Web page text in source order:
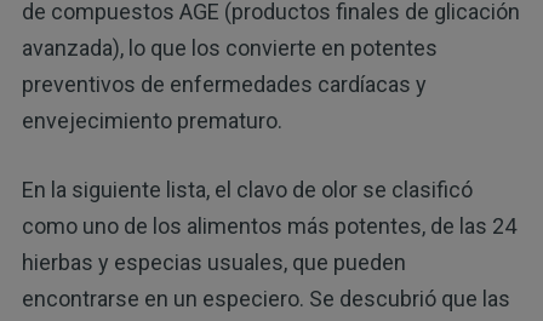
de compuestos AGE (productos finales de glicación
avanzada), lo que los convierte en potentes
preventivos de enfermedades cardíacas y
envejecimiento prematuro.
En la siguiente lista, el clavo de olor se clasificó
como uno de los alimentos más potentes, de las 24
hierbas y especias usuales, que pueden
encontrarse en un especiero. Se descubrió que las